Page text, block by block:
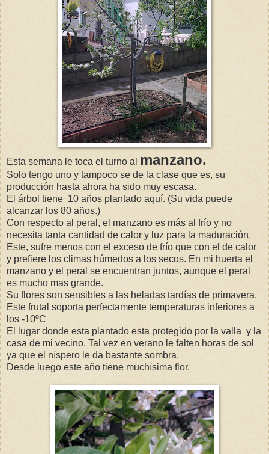
Esta semana le toca el turno al manzano.
Solo tengo uno y tampoco se de la clase que es, su
producción hasta ahora ha sido muy escasa.
El árbol tiene 10 años plantado aquí. (Su vida puede
alcanzar los 80 años.)
Con respecto al peral, el manzano es más al frío y no
necesita tanta cantidad de calor y luz para la maduración.
Este, sufre menos con el exceso de frío que con el de calor
y prefiere los climas húmedos a los secos. En mi huerta el
manzano y el peral se encuentran juntos, aunque el peral
es mucho mas grande.
Su flores son sensibles a las heladas tardías de primavera.
Este frutal soporta perfectamente temperaturas inferiores a
los -10ºC
El lugar donde esta plantado esta protegido por la valla y la
casa de mi vecino. Tal vez en verano le falten horas de sol
ya que el níspero le da bastante sombra.
Desde luego este año tiene muchísima flor.